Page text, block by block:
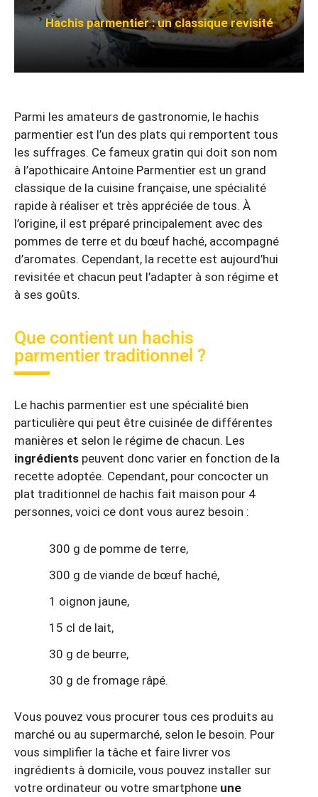
Hachis parmentier : un classique revisité
Parmi les amateurs de gastronomie, le hachis
parmentier est l’un des plats qui remportent tous
les suffrages. Ce fameux gratin qui doit son nom
à l’apothicaire Antoine Parmentier est un grand
classique de la cuisine française, une spécialité
rapide à réaliser et très appréciée de tous. À
l’origine, il est préparé principalement avec des
pommes de terre et du bœuf haché, accompagné
d’aromates. Cependant, la recette est aujourd’hui
revisitée et chacun peut l’adapter à son régime et
à ses goûts.
Que contient un hachis
parmentier traditionnel ?
Le hachis parmentier est une spécialité bien
particulière qui peut être cuisinée de différentes
manières et selon le régime de chacun. Les
ingrédients peuvent donc varier en fonction de la
recette adoptée. Cependant, pour concocter un
plat traditionnel de hachis fait maison pour 4
personnes, voici ce dont vous aurez besoin :
300 g de pomme de terre,
300 g de viande de bœuf haché,
1 oignon jaune,
15 cl de lait,
30 g de beurre,
30 g de fromage râpé.
Vous pouvez vous procurer tous ces produits au
marché ou au supermarché, selon le besoin. Pour
vous simplifier la tâche et faire livrer vos
ingrédients à domicile, vous pouvez installer sur
votre ordinateur ou votre smartphone une